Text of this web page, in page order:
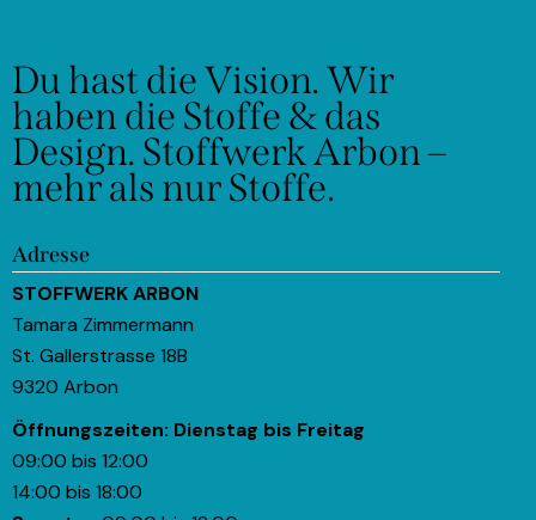
Du hast die Vision.Wir
haben die Stoffe & das
Design. Stoffwerk Arbon –
mehr als nur Stoffe.
Adresse
STOFFWERK ARBON
Tamara Zimmermann
St. Gallerstrasse 18B
9320 Arbon
Öffnungszeiten: Dienstag bis Freitag
09:00 bis 12:00
14:00 bis 18:00